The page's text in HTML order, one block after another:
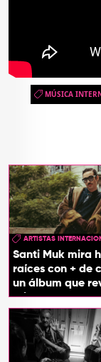
MÚSICA
ARTISTAS
Santi Muk mira
raíces con + de
un álbum que
origen de sus